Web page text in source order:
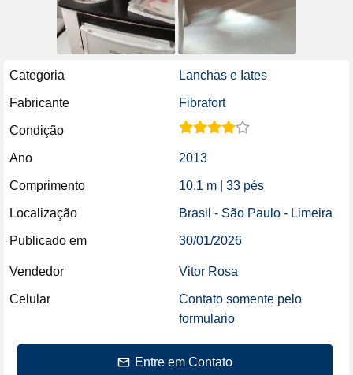
Categoria Lanchas e Iates
Fabricante Fibrafort
Condição
Ano 2013
Comprimento 10,1 m | 33 pés
Localização Brasil - São Paulo - Limeira
Publicado em 30/01/2026
Vendedor Vitor Rosa
Celular
Contato somente pelo
formulario
Entre em Contato